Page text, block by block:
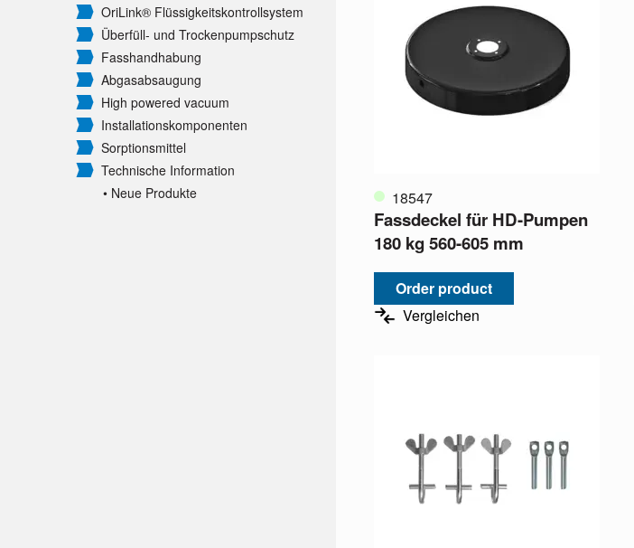
OriLink® Flüssigkeitskontrollsystem
Überfüll- und Trockenpumpschutz
Fasshandhabung
Abgasabsaugung
High powered vacuum
Installationskomponenten
Sorptionsmittel
Technische Information
• Neue Produkte
18547
Fassdeckel für HD-Pumpen
180 kg 560-605 mm
Order product
Vergleichen